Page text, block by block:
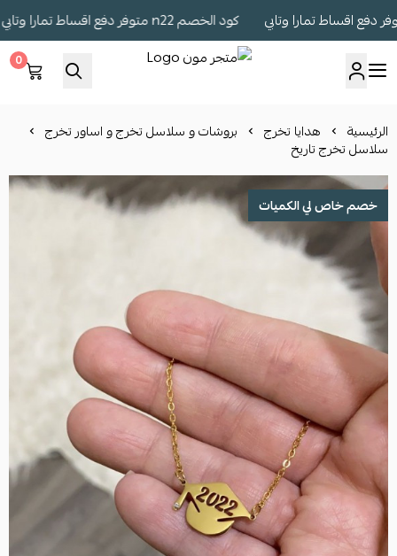
كود الخصم n22 متوفر دفع اقساط تمارا وتابي
0
الرئيسية هدايا تخرج بروشات و سلاسل تخرج و اساور تخرج
سلاسل تخرج تاريخ
خصم خاص لي الكميات